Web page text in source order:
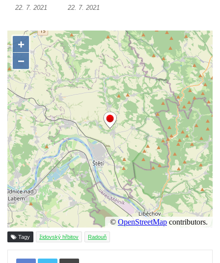
22. 7. 2021 22. 7. 2021
Tagy židovský hřbitov Radouň
Tisknout